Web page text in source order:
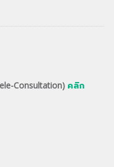
Consultation) คลิก